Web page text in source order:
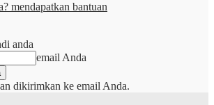
mendapatkan bantuan
anda
email Anda
dikirimkan ke email Anda.